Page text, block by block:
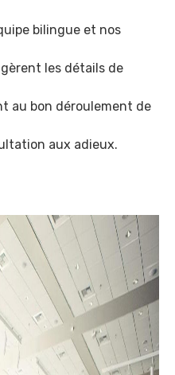
bilingue et nos
les détails de
au bon déroulement de
aux adieux.